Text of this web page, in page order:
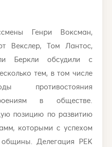
Генри Воксман,
Векслер, Том Лантос,
Беркли обсудили с
тем, в том числе
противостояния
в обществе.
позицию по развитию
которыми с успехом
общины. Делегация РЕК